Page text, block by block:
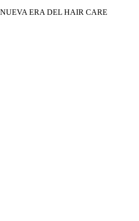
ERA DEL HAIR CARE